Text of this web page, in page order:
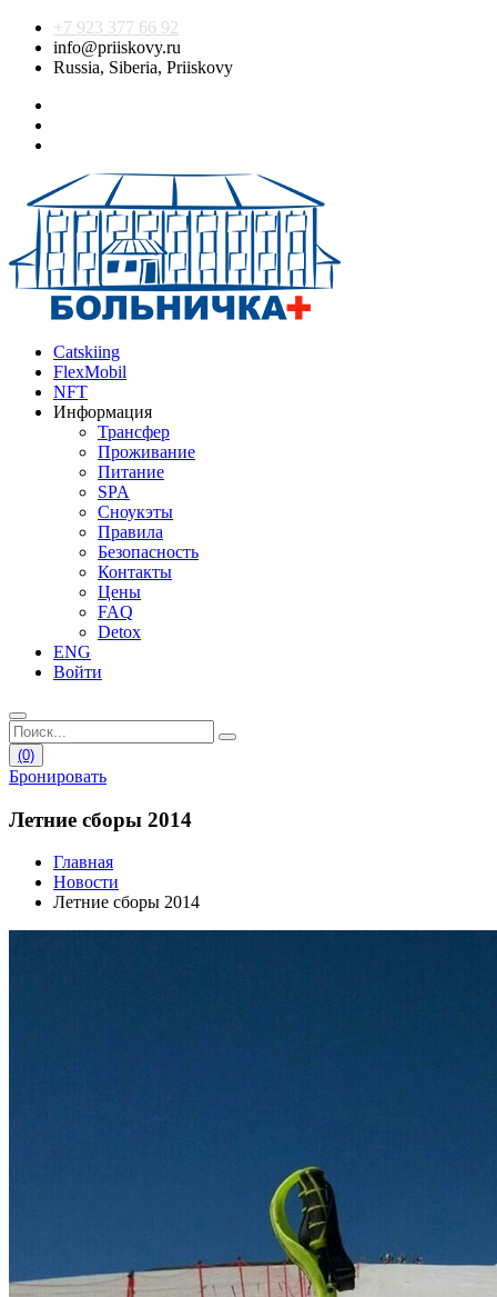
+7 923 377 66 92
info@priiskovy.ru
Russia, Siberia, Priiskovy
Catskiing
FlexMobil
NFT
Информация
Трансфер
Проживание
Питание
SPA
Сноукэты
Правила
Безопасность
Контакты
Цены
FAQ
Detox
ENG
Войти
(0)
Бронировать
Летние сборы 2014
Главная
Новости
Летние сборы 2014